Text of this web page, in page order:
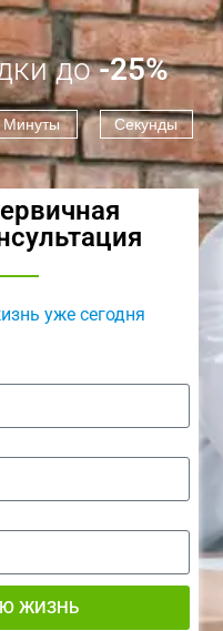
до -25%
Минуты Секунды
уже сегодня
ЖИЗНЬ